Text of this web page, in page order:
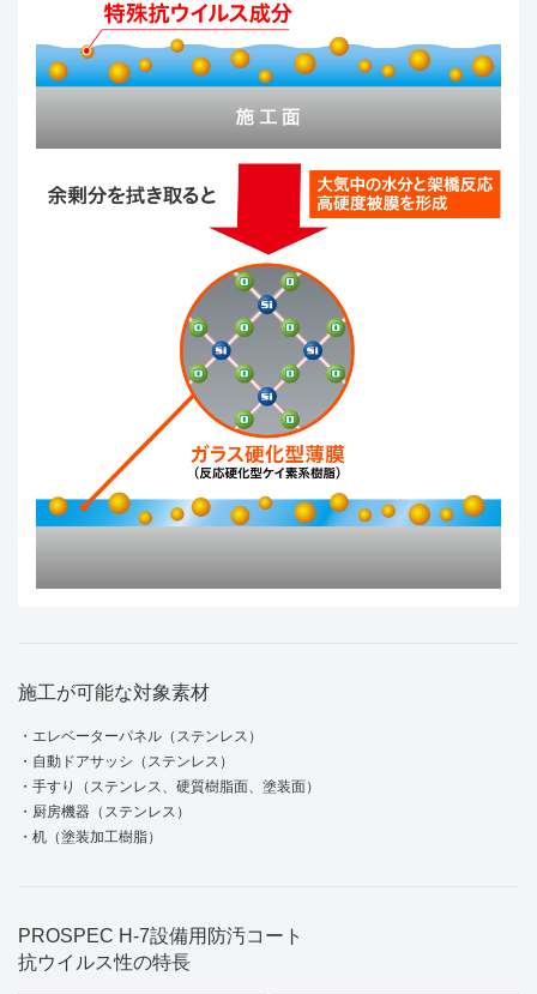
施工が可能な対象素材
・エレベーターパネル（ステンレス）
・自動ドアサッシ（ステンレス）
・手すり（ステンレス、硬質樹脂面、塗装面）
・厨房機器（ステンレス）
・机（塗装加工樹脂）
PROSPEC H-7設備用防汚コート
抗ウイルス性の特長